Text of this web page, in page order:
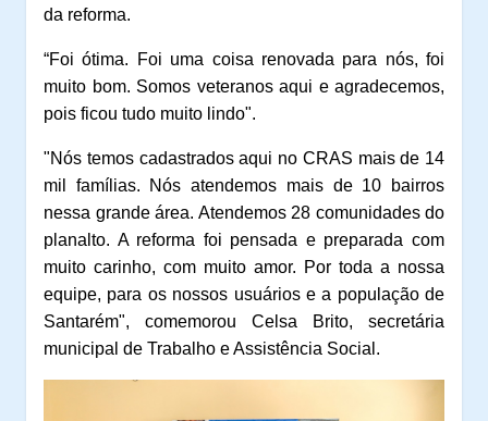
da reforma.
“Foi ótima. Foi uma coisa renovada para nós, foi
muito bom. Somos veteranos aqui e agradecemos,
pois ficou tudo muito lindo".
"Nós temos cadastrados aqui no CRAS mais de 14
mil famílias. Nós atendemos mais de 10 bairros
nessa grande área. Atendemos 28 comunidades do
planalto. A reforma foi pensada e preparada com
muito carinho, com muito amor. Por toda a nossa
equipe, para os nossos usuários e a população de
Santarém", comemorou Celsa Brito, secretária
municipal de Trabalho e Assistência Social.